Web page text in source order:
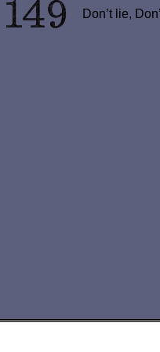
Don’t lie,